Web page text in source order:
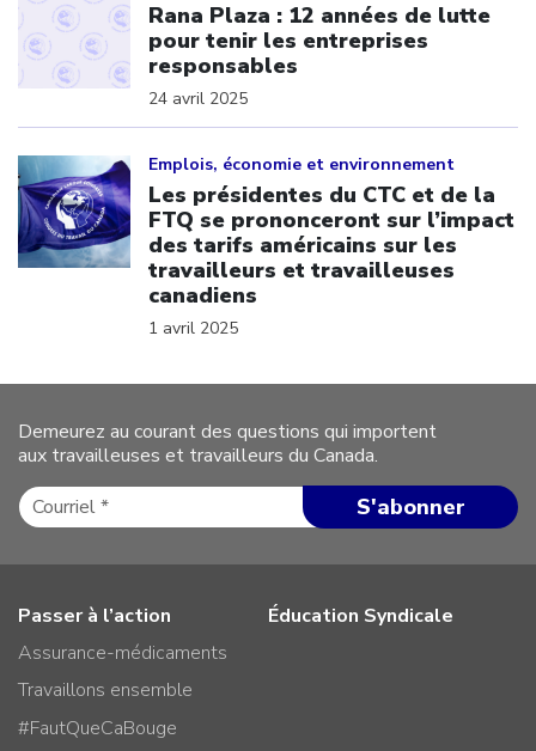
Rana Plaza : 12 années de lutte
pour tenir les entreprises
responsables
24 avril 2025
Emplois, économie et environnement
Les présidentes du CTC et de la
FTQ se prononceront sur l’impact
des tarifs américains sur les
travailleurs et travailleuses
canadiens
1 avril 2025
Demeurez au courant des questions qui importent
aux travailleuses et travailleurs du Canada.
Passer à l’action
Assurance-médicaments
Travaillons ensemble
#FautQueCaBouge
Éducation Syndicale